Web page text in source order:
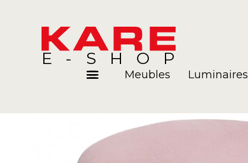
E-SHOP
Meubles Luminaires